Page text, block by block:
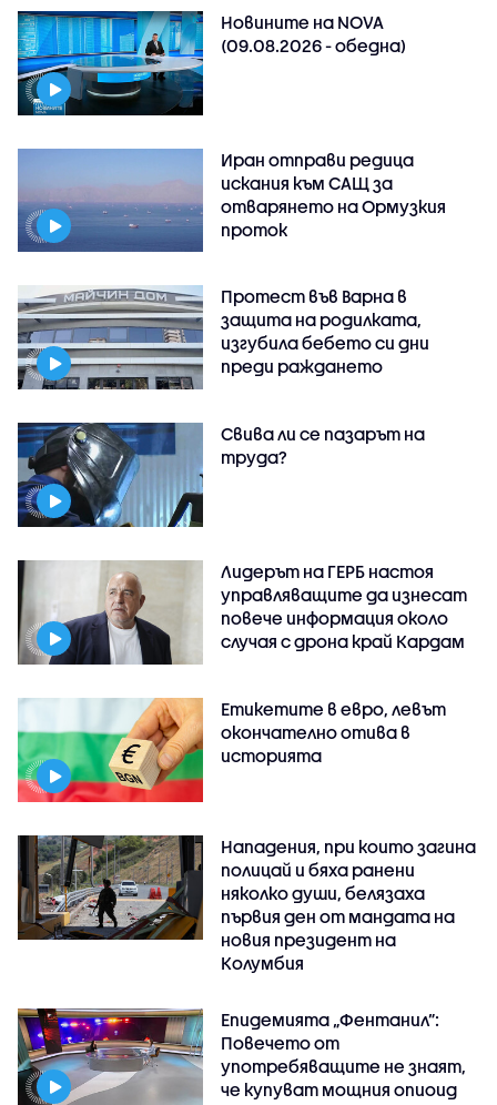
Новините на NOVA
(09.08.2026 - обедна)
Иран отправи редица
искания към САЩ за
отварянето на Ормузкия
проток
Протест във Варна в
защита на родилката,
изгубила бебето си дни
преди раждането
Свива ли се пазарът на
труда?
Лидерът на ГЕРБ настоя
управляващите да изнесат
повече информация около
случая с дрона край Кардам
Етикетите в евро, левът
окончателно отива в
историята
Нападения, при които загина
полицай и бяха ранени
няколко души, белязаха
първия ден от мандата на
новия президент на
Колумбия
Епидемията „Фентанил”:
Повечето от
употребяващите не знаят,
че купуват мощния опиоид